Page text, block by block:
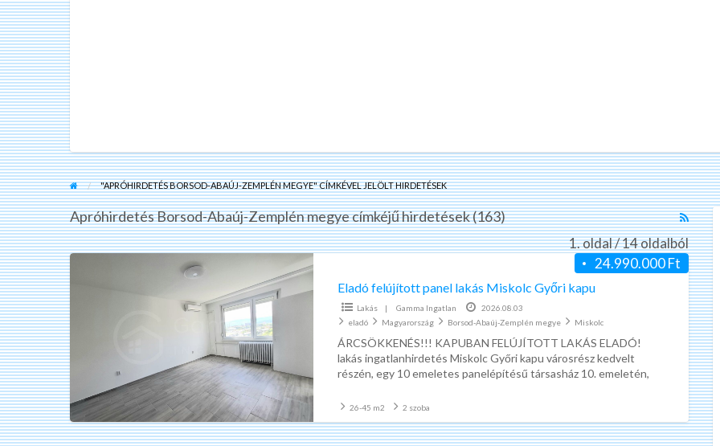
"APRÓHIRDETÉS BORSOD-ABAÚJ-ZEMPLÉN MEGYE" CÍMKÉVEL JELÖLT HIRDETÉSEK
RSS
Feed
for
ad
tag
Abaúj-
megye
Apróhirdetés Borsod-Abaúj-Zemplén megye címkéjű hirdetések (163)
1. oldal / 14 oldalból
Eladó
felújított
panel
lakás
Miskolc
Győri
kapu
24.990.000 Ft
Eladó felújított panel lakás Miskolc Győri kapu
Lakás | Gamma Ingatlan
2026.08.03
eladó
Magyarország Borsod-Abaúj-Zemplén megye Miskolc
ÁRCSÖKKENÉS!!! KAPUBAN FELÚJÍTOTT LAKÁS ELADÓ!
lakás ingatlanhirdetés Miskolc Győri kapu városrész kedvelt
részén, egy 10 emeletes panelépítésű társasház 10. emeletén,
26-45 m2 2 szoba
K
d